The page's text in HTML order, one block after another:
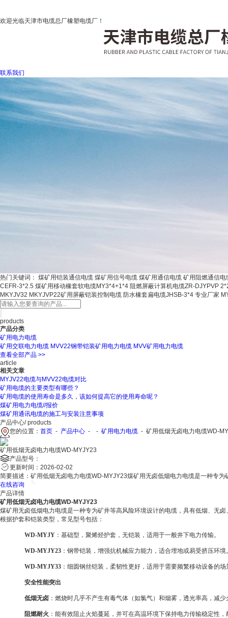
欢迎光临天津市电缆总厂橡塑电缆厂！
联系我们
热门关键词： 煤矿用铠装通信电缆 煤矿用信号电缆 煤矿用通信电缆 矿用阻燃通信
CEFR-3*2.5 煤矿用移动橡套软电缆MY3*4+1*4 阻燃屏蔽计算机电缆ZR-DJYPVP
MKYJV32 MKYJVP22矿用屏蔽铠装控制电缆 防水橡套扁电缆JHSB-3*4 专业厂家
products
产品分类
矿用电力电缆
矿用交联电力电缆 MVV22钢带铠装矿用电力电缆 MVV矿用电力电缆
查看全部产品 >>
article
相关文章
MYJV22电缆与MVV22电缆对比
矿用电缆的主要类型有哪些？
矿用电缆的使用寿命是多久，该如何提高它的使用寿命呢？
煤矿用电力电缆//报价
煤矿用通讯电缆的施工与安装注意事项
产品中心/ products
您的位置： 首页 - 产品中心 - - 矿用电力电缆 - 矿用低烟无卤电力电缆WD-
矿用低烟无卤电力电缆WD-MYJY23
产品型号：
更新时间： 2026-02-02
简要描述： 矿用低烟无卤电力电缆WD-MYJY23煤矿用无卤低烟电力电缆是一种专
在线咨询
产品详情
矿用低烟无卤电力电缆WD-MYJY23
煤矿用无卤低烟电力电缆是一种专为矿井等高风险环境设计的电缆，具有低烟、无
根据护套和铠装类型，常见型号包括：
WD-MYJY ：基础型，聚烯烃护套，无铠装，适用于一般井下电力传输。
WD-MYJY23 ：钢带铠装，增强抗机械应力能力，适合埋地或易受挤压环境
WD-MYJY33 ：细圆钢丝铠装，柔韧性更好，适用于需要频繁移动设备的场
安全性能突出
低烟无卤 ：燃烧时几乎不产生有毒气体（如氯气）和烟雾，透光率高，减
阻燃耐火 ：能有效阻止火焰蔓延，并可在高温环境下保持电力传输稳定性